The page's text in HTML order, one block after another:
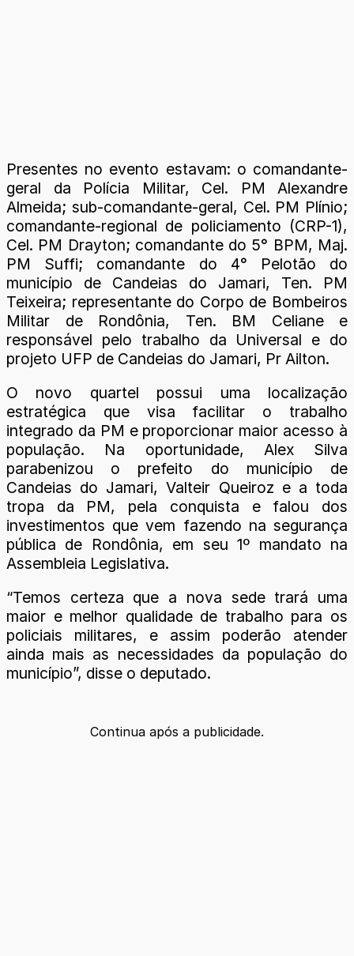
Presentes no evento estavam: o comandante-
geral da Polícia Militar, Cel. PM Alexandre
Almeida; sub-comandante-geral, Cel. PM Plínio;
comandante-regional de policiamento (CRP-1),
Cel. PM Drayton; comandante do 5° BPM, Maj.
PM Suffi; comandante do 4° Pelotão do
município de Candeias do Jamari, Ten. PM
Teixeira; representante do Corpo de Bombeiros
Militar de Rondônia, Ten. BM Celiane e
responsável pelo trabalho da Universal e do
projeto UFP de Candeias do Jamari, Pr Ailton.
O novo quartel possui uma localização
estratégica que visa facilitar o trabalho
integrado da PM e proporcionar maior acesso à
população. Na oportunidade, Alex Silva
parabenizou o prefeito do município de
Candeias do Jamari, Valteir Queiroz e a toda
tropa da PM, pela conquista e falou dos
investimentos que vem fazendo na segurança
pública de Rondônia, em seu 1º mandato na
Assembleia Legislativa.
“Temos certeza que a nova sede trará uma
maior e melhor qualidade de trabalho para os
policiais militares, e assim poderão atender
ainda mais as necessidades da população do
município”, disse o deputado.
Continua após a publicidade.